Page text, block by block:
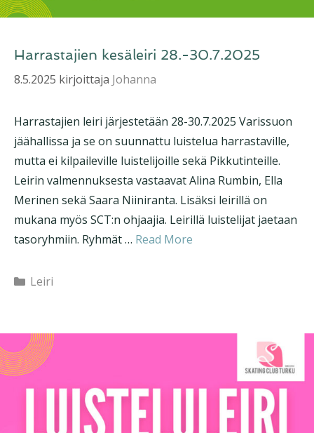
Harrastajien kesäleiri 28.-30.7.2025
8.5.2025 kirjoittaja Johanna
Harrastajien leiri järjestetään 28-30.7.2025 Varissuon
jäähallissa ja se on suunnattu luistelua harrastaville,
mutta ei kilpaileville luistelijoille sekä Pikkutinteille.
Leirin valmennuksesta vastaavat Alina Rumbin, Ella
Merinen sekä Saara Niiniranta. Lisäksi leirillä on
mukana myös SCT:n ohjaajia. Leirillä luistelijat jaetaan
tasoryhmiin. Ryhmät … Read More
Kategoriat
Leiri